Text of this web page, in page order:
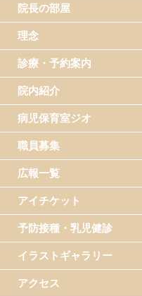
院長の部屋
理念
診療・予約案内
院内紹介
病児保育室ジオ
職員募集
広報一覧
アイチケット
予防接種・乳児健診
イラストギャラリー
アクセス